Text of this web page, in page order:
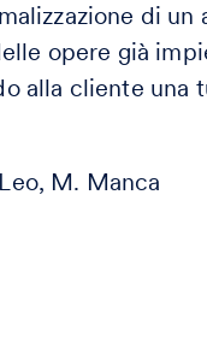
di
opere già
alla cliente
M. Manca